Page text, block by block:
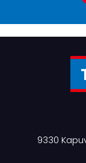
9330